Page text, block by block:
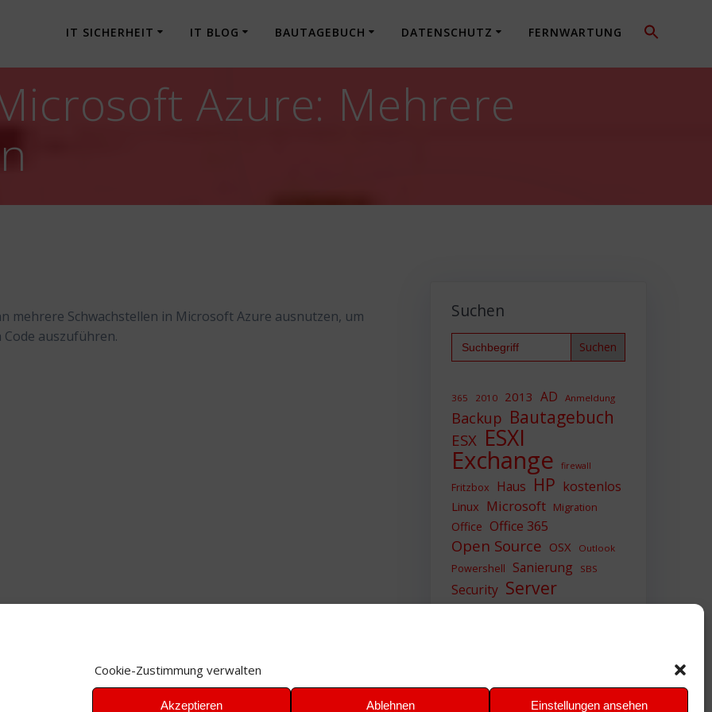
Cookie-Zustimmung verwalten
Akzeptieren Ablehnen Einstellungen ansehen
IT SICHERHEIT IT BLOG BAUTAGEBUCH DATENSCHUTZ FERNWARTUNG
Azure: Mehrere
Schwachstellen in Microsoft Azure ausnutzen, um
auszuführen.
Suchen
Search
for:
365 2010 2013 AD Anmeldung
Backup Bautagebuch
ESX ESXI
Exchange firewall
Fritzbox Haus HP kostenlos
Linux Microsoft Migration
Office Office 365
Open Source OSX Outlook
Powershell Sanierung SBS
Security Server
Sicherheit SIEM
VMWare VPN WAZUH